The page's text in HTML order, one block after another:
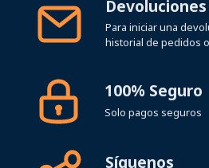
Devoluciones
Para iniciar una
historial de pedidos o
100% Seguro
Solo pagos seguros
Síguenos